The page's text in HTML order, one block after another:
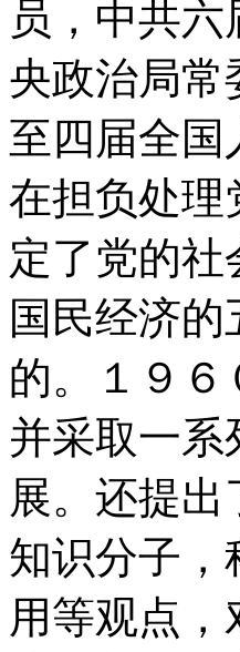
员，中共
央政治局常
至四届全国
在担负处理
定了党的
国民经济
的。１９
并采取一
展。还提
知识分子，
用等观点